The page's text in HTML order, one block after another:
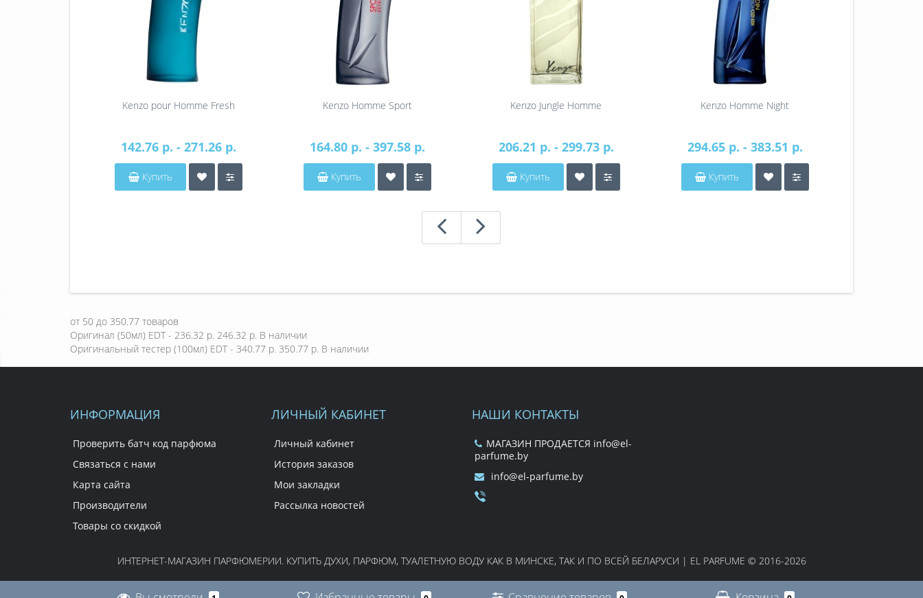
Kenzo pour Homme Fresh
142.76 р. - 271.26 р.
Купить
Kenzo Homme Sport
164.80 р. - 397.58 р.
Купить
Kenzo Jungle Homme
206.21 р. - 299.73 р.
Купить
Kenzo Homme Night
294.65 р. - 383.51 р.
Купить
от 50 до 350.77 товаров
Оригинал (50мл) EDT - 236.32 р. 246.32 р. В наличии
Оригинальный тестер (100мл) EDT - 340.77 р. 350.77 р. В наличии
ИНФОРМАЦИЯ
Проверить батч код парфюма
Связаться с нами
Карта сайта
Производители
Товары со скидкой
ЛИЧНЫЙ КАБИНЕТ
Личный кабинет
История заказов
Мои закладки
Рассылка новостей
НАШИ КОНТАКТЫ
МАГАЗИН ПРОДАЕТСЯ info@el-
parfume.by
info@el-parfume.by
ИНТЕРНЕТ-МАГАЗИН ПАРФЮМЕРИИ. КУПИТЬ ДУХИ, ПАРФЮМ, ТУАЛЕТНУЮ ВОДУ КАК В МИНСКЕ, ТАК И ПО ВСЕЙ БЕЛАРУСИ | EL PARFUME © 2016-2026